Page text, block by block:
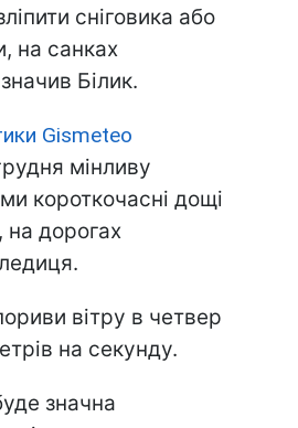
сніговика або
на санках
Білик.
Gismeteo
мінливу
короткочасні дощі
на дорогах
вітру в четвер
на секунду.
значна